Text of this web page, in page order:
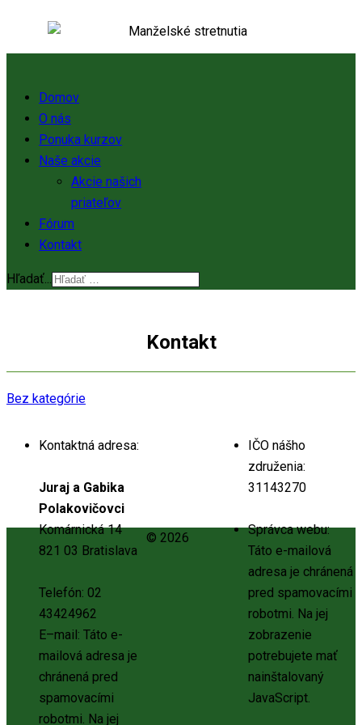
Domov
O nás
Ponuka kurzov
Naše akcie
Akcie našich
priateľov
Fórum
Kontakt
Hľadať...
Kontakt
Bez kategórie
Kontaktná adresa:
Juraj a Gabika
Polakovičovci
Komárnická 14
821 03 Bratislava
Telefón: 02
43424962
E–mail: Táto e-
mailová adresa je
chránená pred
spamovacími
robotmi. Na jej
IČO nášho
združenia:
31143270
Správca webu:
Táto e-mailová
adresa je chránená
pred spamovacími
robotmi. Na jej
zobrazenie
potrebujete mať
nainštalovaný
JavaScript.
© 2026